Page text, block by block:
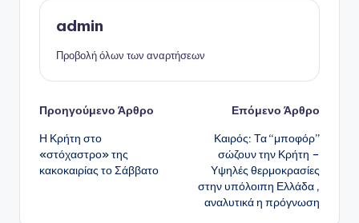
admin
Προβολή όλων των αναρτήσεων
Πλοήγηση
δημοσιεύσεων
Προηγούμενο Άρθρο
Η Κρήτη στο
«στόχαστρο» της
κακοκαιρίας το Σάββατο
Επόμενο Άρθρο
Καιρός: Τα “μποφόρ”
σώζουν την Κρήτη –
Υψηλές θερμοκρασίες
στην υπόλοιπη Ελλάδα ,
αναλυτικά η πρόγνωση